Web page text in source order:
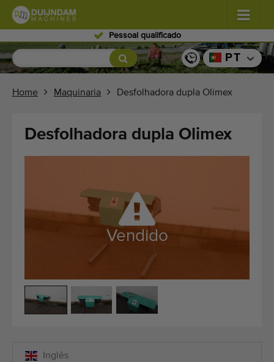
Pessoal qualificado
Flores e plantas (587)
Frutos (336)
Venda a sua máquina!
Últimas máquinas visualizadas
Últimas máquinas adicionadas
Alerta de Máquinas
PT
Home Maquinaria Desfolhadora dupla Olimex
Desfolhadora dupla Olimex
Vendido
Inglês